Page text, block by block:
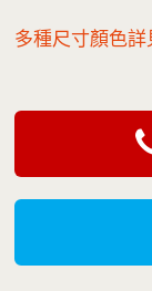
多種尺寸顏色詳